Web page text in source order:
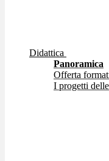
Didattica
Panoramica
Offerta
I progetti